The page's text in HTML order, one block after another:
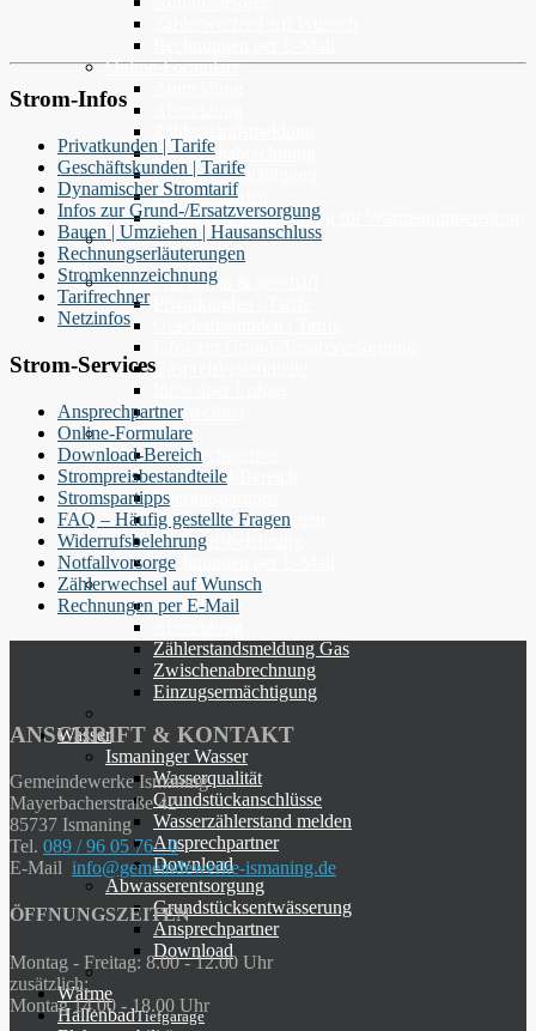
Online-Formulare
Zwischenabrechnung
Einzugsermächtigung
Wasserschaden
Umlagen-Privilegierung für Wärmepumpenstrom
Gas
Erdgas für privat & geschäft
Gaspreisbestandteile
Tarifrechner
Service
Ansprechpartner
Download-Bereich
Energiespartipps
FAQ - Häufige Fragen
Widerrufsbelehrung
Rechnungen per E-Mail
Online-Formulare
Anmeldung
Zählerstandsmeldung Gas
Zwischenabrechnung
Einzugsermächtigung
Wasser
Ismaninger Wasser
Wasserqualität
Grundstückanschlüsse
Wasserzählerstand melden
Ansprechpartner
Download
Abwasserentsorgung
Grundstücksentwässerung
Ansprechpartner
Download
Wärme
HallenbadTiefgarage
Strom-Infos
Privatkunden | Tarife
Geschäftskunden | Tarife
Dynamischer Stromtarif
Infos zur Grund-/Ersatzversorgung
Bauen | Umziehen | Hausanschluss
Rechnungserläuterungen
Stromkennzeichnung
Tarifrechner
Netzinfos
Strom-Services
Ansprechpartner
Online-Formulare
Download-Bereich
Strompreisbestandteile
Stromspartipps
FAQ – Häufig gestellte Fragen
Widerrufsbelehrung
Notfallvorsorge
Zählerwechsel auf Wunsch
Rechnungen per E-Mail
ANSCHRIFT & KONTAKT
Gemeindewerke Ismaning
Mayerbacherstraße 42
85737 Ismaning
Tel. 089 / 96 05 76 - 0
E-Mail info@gemeindewerke-ismaning.de
ÖFFNUNGSZEITEN
Montag - Freitag: 8.00 - 12.00 Uhr
zusätzlich:
Montag 14.00 - 18.00 Uhr